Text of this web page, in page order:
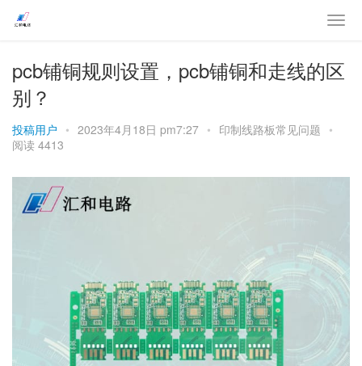
pcb铺铜规则设置，pcb铺铜和走线的区
别？
投稿用户 • 2023年4月18日 pm7:27 • 印制线路板常见问题 •
阅读 4413